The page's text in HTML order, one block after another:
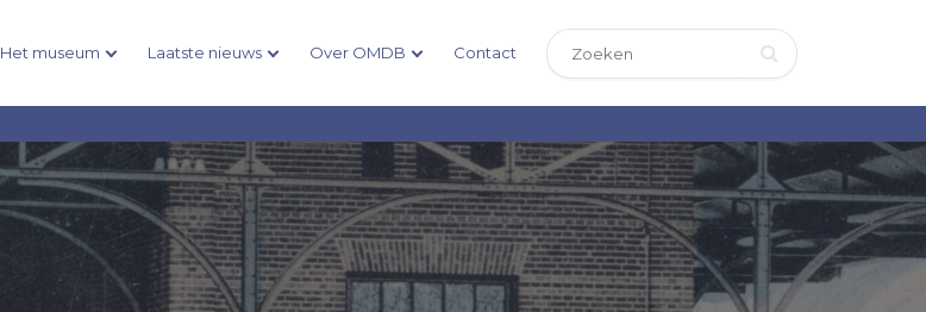
Het museum Laatste nieuws Over OMDB Contact